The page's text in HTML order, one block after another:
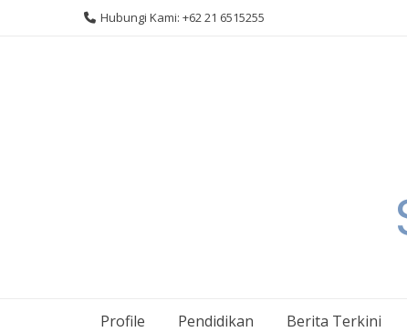
Hubungi Kami: +62 21 6515255
Profile Pendidikan Berita Terkini